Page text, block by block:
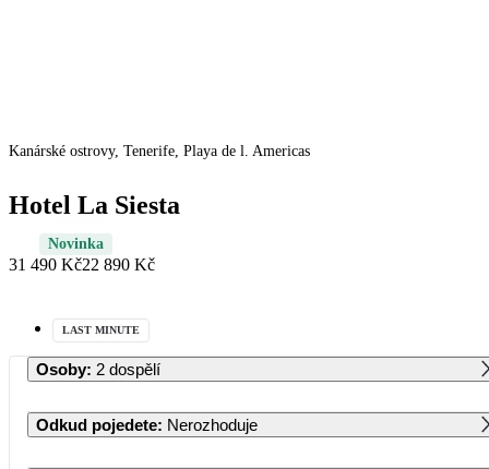
Kanárské ostrovy, Tenerife, Playa de l. Americas
Hotel La Siesta
Novinka
31 490 Kč22 890 Kč
LAST MINUTE
Osoby: 2 dospělí
Odkud pojedete: Nerozhoduje